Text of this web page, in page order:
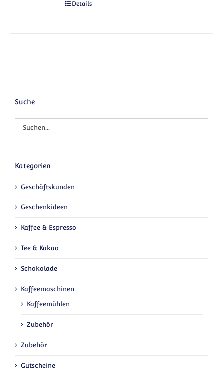
Details
Suche
Kategorien
Geschäftskunden
Geschenkideen
Kaffee & Espresso
Tee & Kakao
Schokolade
Kaffeemaschinen
Kaffeemühlen
Zubehör
Zubehör
Gutscheine